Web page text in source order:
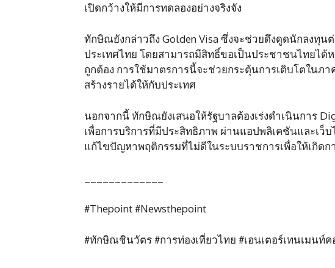
เปิดกว้างให้มีการทดลองอย่างจริงจัง
ทักษิณยังกล่าวถึง Golden Visa ซึ่งจะช่วยดึงดูดนักลงทุน
ประเทศไทย โดยสามารถมีสิทธิ์ขอเป็นประชาชนไทยได้
ถูกต้อง การใช้มาตรการนี้จะช่วยกระตุ้นการเติบโตในภ
สร้างรายได้ให้กับประเทศ
นอกจากนี้ ทักษิณยังเสนอให้รัฐบาลต้องเร่งดำเนินการ
เพื่อการบริการที่มีประสิทธิภาพ ผ่านแอปพลิเคชันและเว็
แก้ไขปัญหาพฤติกรรมที่ไม่ดีในระบบราชการเพื่อให้เกิด
#Thepoint #Newsthepoint
#ทักษิณชินวัตร #การท่องเที่ยวไทย #เอนเตอร์เทนเมนท์ค